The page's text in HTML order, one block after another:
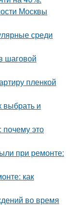
Москвы
среди
шаговой
пленкой
выбрать и
это
при ремонте:
как
во время